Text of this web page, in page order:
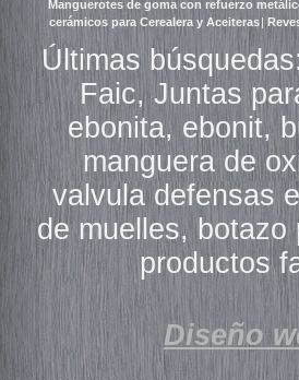
Manguerotes de goma con refuerzo
cerámicos para Cerealera y Aceiteras|
Últimas
Faic, Juntas
ebonita, ebonit,
manguera de
valvula defensas
de muelles,
productos
Diseño